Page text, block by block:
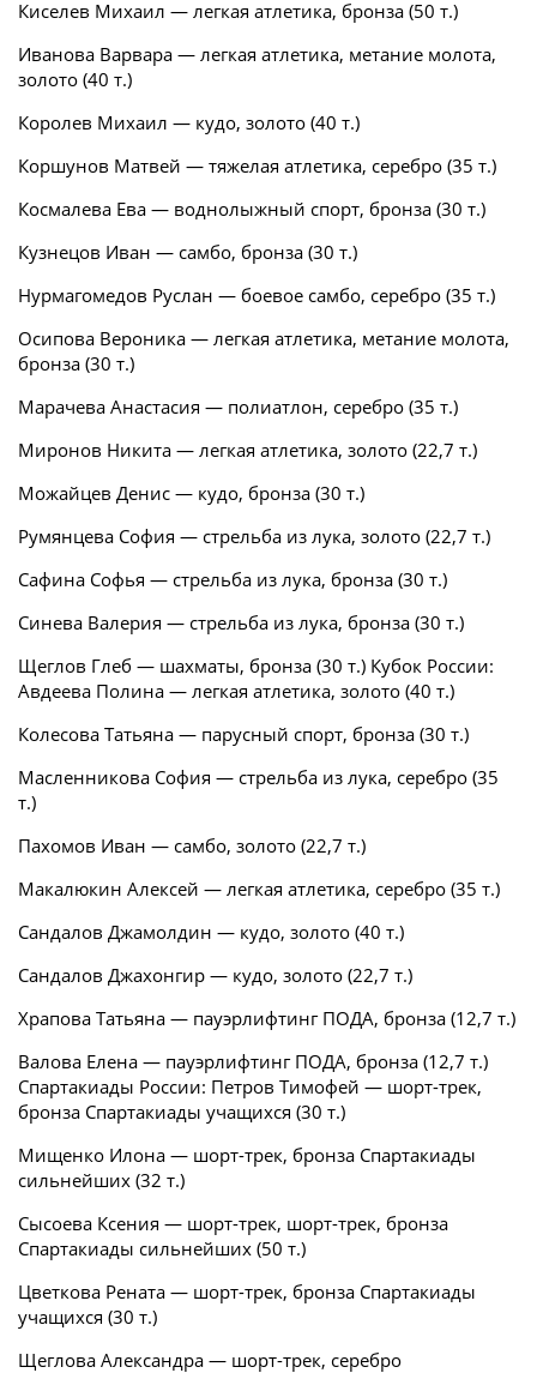
Киселев Михаил — легкая атлетика, бронза (50 т.)
Иванова Варвара — легкая атлетика, метание молота,
золото (40 т.)
Королев Михаил — кудо, золото (40 т.)
Коршунов Матвей — тяжелая атлетика, серебро (35 т.)
Космалева Ева — воднолыжный спорт, бронза (30 т.)
Кузнецов Иван — самбо, бронза (30 т.)
Нурмагомедов Руслан — боевое самбо, серебро (35 т.)
Осипова Вероника — легкая атлетика, метание молота,
бронза (30 т.)
Марачева Анастасия — полиатлон, серебро (35 т.)
Миронов Никита — легкая атлетика, золото (22,7 т.)
Можайцев Денис — кудо, бронза (30 т.)
Румянцева София — стрельба из лука, золото (22,7 т.)
Сафина Софья — стрельба из лука, бронза (30 т.)
Синева Валерия — стрельба из лука, бронза (30 т.)
Щеглов Глеб — шахматы, бронза (30 т.) Кубок России:
Авдеева Полина — легкая атлетика, золото (40 т.)
Колесова Татьяна — парусный спорт, бронза (30 т.)
Масленникова София — стрельба из лука, серебро (35
т.)
Пахомов Иван — самбо, золото (22,7 т.)
Макалюкин Алексей — легкая атлетика, серебро (35 т.)
Сандалов Джамолдин — кудо, золото (40 т.)
Сандалов Джахонгир — кудо, золото (22,7 т.)
Храпова Татьяна — пауэрлифтинг ПОДА, бронза (12,7 т.)
Валова Елена — пауэрлифтинг ПОДА, бронза (12,7 т.)
Спартакиады России: Петров Тимофей — шорт-трек,
бронза Спартакиады учащихся (30 т.)
Мищенко Илона — шорт-трек, бронза Спартакиады
сильнейших (32 т.)
Сысоева Ксения — шорт-трек, шорт-трек, бронза
Спартакиады сильнейших (50 т.)
Цветкова Рената — шорт-трек, бронза Спартакиады
учащихся (30 т.)
Щеглова Александра — шорт-трек, серебро